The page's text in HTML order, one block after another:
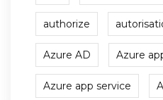
authorize
Azure AD Azure
Azure app service